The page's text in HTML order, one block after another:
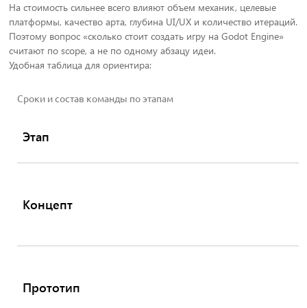
На стоимость сильнее всего влияют объем механик, целевые
платформы, качество арта, глубина UI/UX и количество итераций.
Поэтому вопрос «сколько стоит создать игру на Godot Engine»
считают по scope, а не по одному абзацу идеи.
Удобная таблица для ориентира:
Сроки и состав команды по этапам
Этап
Концепт
Прототип